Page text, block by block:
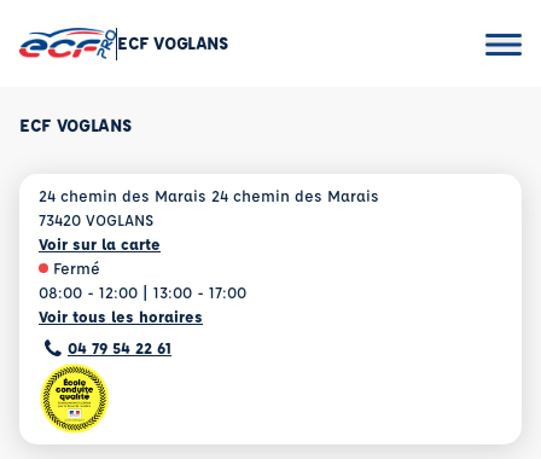
ECF VOGLANS
ECF VOGLANS
24 chemin des Marais 24 chemin des Marais
73420 VOGLANS
Voir sur la carte
Fermé
08:00 - 12:00 | 13:00 - 17:00
Voir tous les horaires
04 79 54 22 61